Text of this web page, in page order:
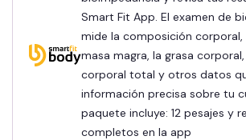
Smart Fit App. El examen de
mide la composición corporal,
masa magra, la grasa
corporal total y otros datos
información precisa sobre tu
paquete incluye: 12 pesajes y
completos en la app